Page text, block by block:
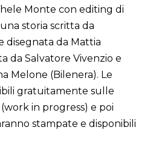
Monte con editing di
storia scritta da
disegnata da Mattia
da Salvatore Vivenzio e
Melone (Bilenera). Le
gratuitamente sulle
in progress) e poi
stampate e disponibili